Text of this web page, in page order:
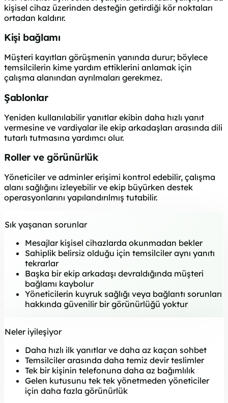
kişisel cihaz üzerinden desteğin getirdiği kör noktaları
ortadan kaldırır.
Kişi bağlamı
Müşteri kayıtları görüşmenin yanında durur; böylece
temsilcilerin kime yardım ettiklerini anlamak için
çalışma alanından ayrılmaları gerekmez.
Şablonlar
Yeniden kullanılabilir yanıtlar ekibin daha hızlı yanıt
vermesine ve vardiyalar ile ekip arkadaşları arasında dili
tutarlı tutmasına yardımcı olur.
Roller ve görünürlük
Yöneticiler ve adminler erişimi kontrol edebilir, çalışma
alanı sağlığını izleyebilir ve ekip büyürken destek
operasyonlarını yapılandırılmış tutabilir.
Sık yaşanan sorunlar
Mesajlar kişisel cihazlarda okunmadan bekler
Sahiplik belirsiz olduğu için temsilciler aynı yanıtı
tekrarlar
Başka bir ekip arkadaşı devraldığında müşteri
bağlamı kaybolur
Yöneticilerin kuyruk sağlığı veya bağlantı sorunları
hakkında güvenilir bir görünürlüğü yoktur
Neler iyileşiyor
Daha hızlı ilk yanıtlar ve daha az kaçan sohbet
Temsilciler arasında daha temiz devir teslimler
Tek bir kişinin telefonuna daha az bağımlılık
Gelen kutusunu tek tek yönetmeden yöneticiler
için daha fazla görünürlük